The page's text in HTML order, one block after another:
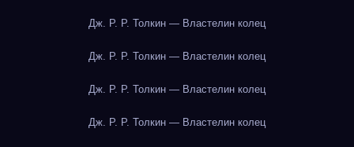
Дж. Р. Р. Толкин — Властелин колец
Дж. Р. Р. Толкин — Властелин колец
Дж. Р. Р. Толкин — Властелин колец
Дж. Р. Р. Толкин — Властелин колец